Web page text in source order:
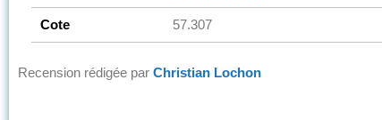
Cote 57.307
Recension rédigée par Christian Lochon